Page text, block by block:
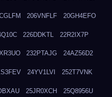
206VNFLF 20GH4EFO
226DDKTL 22R2IX7P
232PTAJG 24AZ56D2
24YV1LVI 252T7VNK
25JR0XCH 25Q8956U